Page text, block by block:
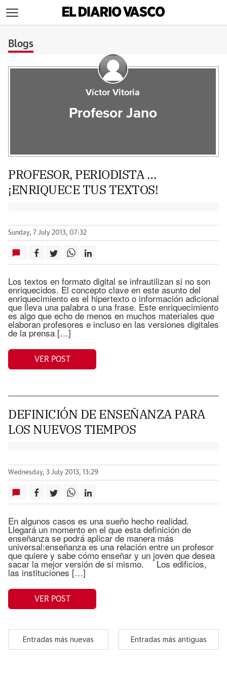
Blogs
Víctor Vitoria
Profesor Jano
PROFESOR, PERIODISTA …
¡ENRIQUECE TUS TEXTOS!
Sunday, 7 July 2013, 07:32
Los textos en formato digital se infrautilizan si no son
enriquecidos. El concepto clave en este asunto del
enriquecimiento es el hipertexto o información adicional
que lleva una palabra o una frase. Este enriquecimiento
es algo que echo de menos en muchos materiales que
elaboran profesores e incluso en las versiones digitales
de la prensa […]
VER POST
DEFINICIÓN DE ENSEÑANZA PARA
LOS NUEVOS TIEMPOS
Wednesday, 3 July 2013, 13:29
En algunos casos es una sueño hecho realidad.
Llegará un momento en el que esta definición de
enseñanza se podrá aplicar de manera más
universal:enseñanza es una relación entre un profesor
que quiere y sabe cómo enseñar y un joven que desea
sacar la mejor versión de si mismo. Los edificios,
las instituciones […]
VER POST
Entradas más nuevas Entradas más antiguas